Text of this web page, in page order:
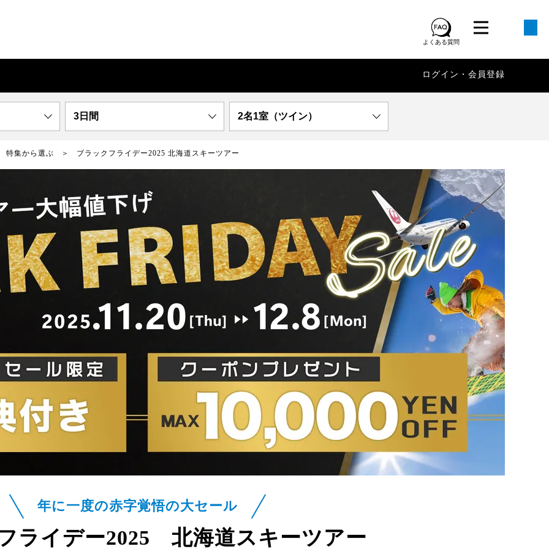
よくある質問
ログイン・会員登録
3日間 2名1室（ツイン）
特集から選ぶ ブラックフライデー2025 北海道スキーツアー
年に一度の赤字覚悟の大セール
ライデー2025 北海道スキーツアー